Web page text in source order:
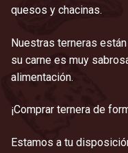
quesos y chacinas.
Nuestras terneras
su carne es muy
alimentación.
¡Comprar ternera de
Estamos a tu